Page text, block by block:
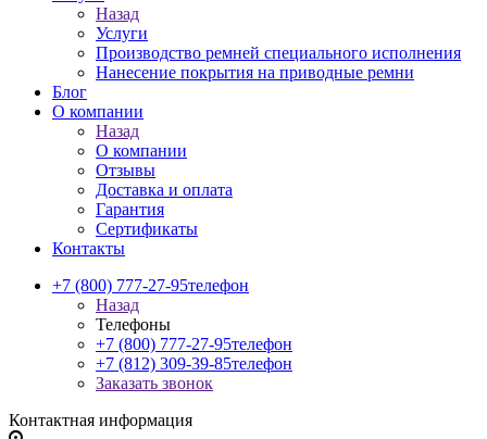
Назад
Услуги
Производство ремней специального исполнения
Нанесение покрытия на приводные ремни
Блог
О компании
Назад
О компании
Отзывы
Доставка и оплата
Гарантия
Сертификаты
Контакты
+7 (800) 777-27-95телефон
Назад
Телефоны
+7 (800) 777-27-95телефон
+7 (812) 309-39-85телефон
Заказать звонок
Контактная информация